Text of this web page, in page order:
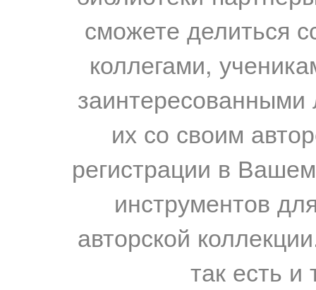
сможете делиться
коллегами,
их со своим
регистрации в
инструментов
авторской
так есть и